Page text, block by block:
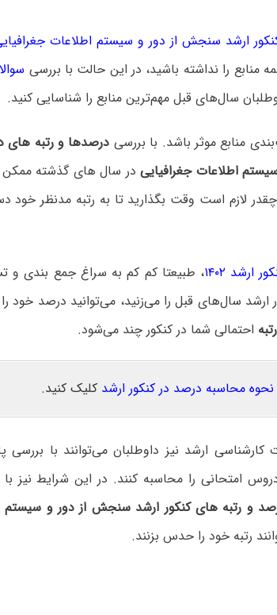
ارشد سنجش از دور و سیستم اطلاعات
را نداشته باشید، در این حالت با بررسی
سال‌های قبل مهم‌ترین منابع را شناسایی کنید.
منابع موثر باشد. با بررسی درصدها و رتبه های
اطلاعات جغرافیاییدر سال های گذشته
لازم است وقت بگذارید تا به رتبه مدنظر خود
ارشد ۱۴۰۲
، طبیعتا کم کم به سراغ جمع بندی و
سال‌های قبل را می‌زنید، می‌توانید درصد خود
رتبه احتمالی شما در کنکور چند می‌شود.
نحوه محاسبه درصد در کنکور ارشد کلیک کنید.
ارشد نیز داوطلبان می‌توانند با بررسی
امتحانی را محاسبه کنند. در این شرایط نیز با
و رتبه های کنکور ارشد سنجش از دور و سیستم
رتبه خود را حدس بزنند.